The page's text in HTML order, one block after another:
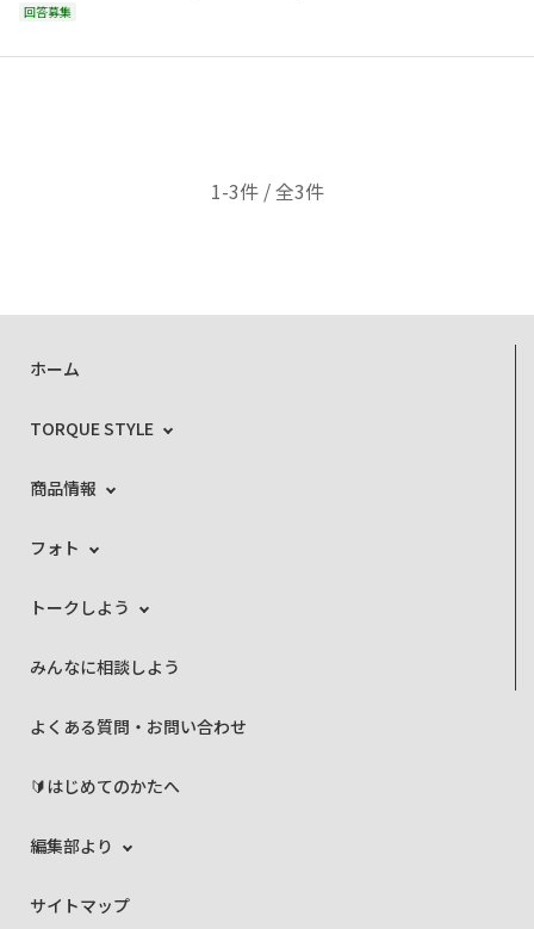
回答募集
1-3件 / 全3件
ホーム
TORQUE STYLE
商品情報
フォト
トークしよう
みんなに相談しよう
よくある質問・お問い合わせ
🔰はじめてのかたへ
編集部より
サイトマップ